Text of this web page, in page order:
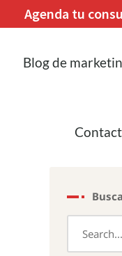
Agenda tu
Blog de